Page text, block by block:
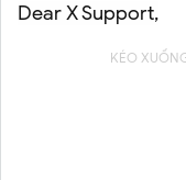
Dear X Support,